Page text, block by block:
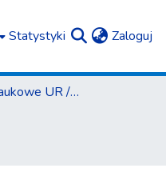
Statystyki Zaloguj
Czasopisma naukowe UR / Scientific Journals